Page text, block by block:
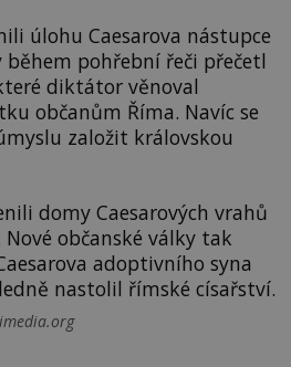
úlohu Caesarova nástupce
pohřební řeči přečetl
diktátor věnoval
občanům Říma. Navíc se
založit královskou
domy Caesarových vrahů
občanské války tak
adoptivního syna
nastolil římské císařství.